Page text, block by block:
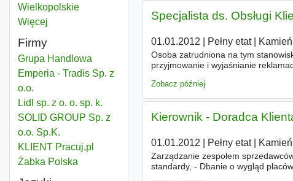
WielkopolskieWojewództwo
Więcej
Firmy
Grupa Handlowa
Emperia - Tradis Sp. z
o.o.
Lidl sp. z o. o. sp. k.
SOLID GROUP Sp. z
o.o. Sp.K.
KLIENT Pracuj.pl
Żabka Polska
Specjalista ds. Obsługi
01.01.2012 Pełny etat|
Osoba zatrudniona na tym
przyjmowanie i wyjaśnianie
Zobacz później
Kierownik - Doradca
01.01.2012 Pełny etat|
Zarządzanie zespołem
standardy, - Dbanie o wygląd